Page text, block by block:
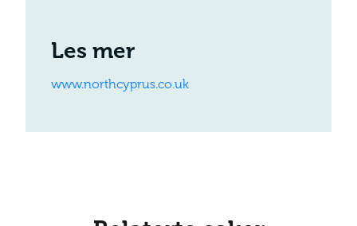
Les mer
www.northcyprus.co.uk